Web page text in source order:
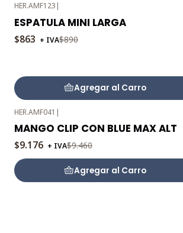
-3%
OFF
HER.AMF123 |
ESPATULA MINI LARGA
$863 + IVA$890
Agregar al Carro
-3%
OFF
HER.AMF041 |
MANGO CLIP CON BLUE MAX ALT
$9.176 + IVA$9.460
Agregar al Carro